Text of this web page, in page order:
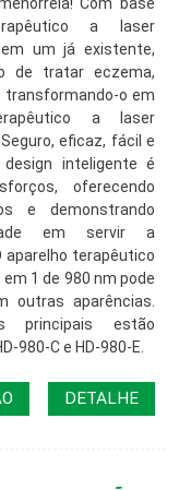
a laser
um já existente,
de tratar eczema,
transformando-o em
a laser
eficaz, fácil e
inteligente é
oferecendo
e demonstrando
em servir a
aparelho terapêutico
1 de 980 nm pode
outras aparências.
principais estão
980-C e HD-980-E.
DETALHE